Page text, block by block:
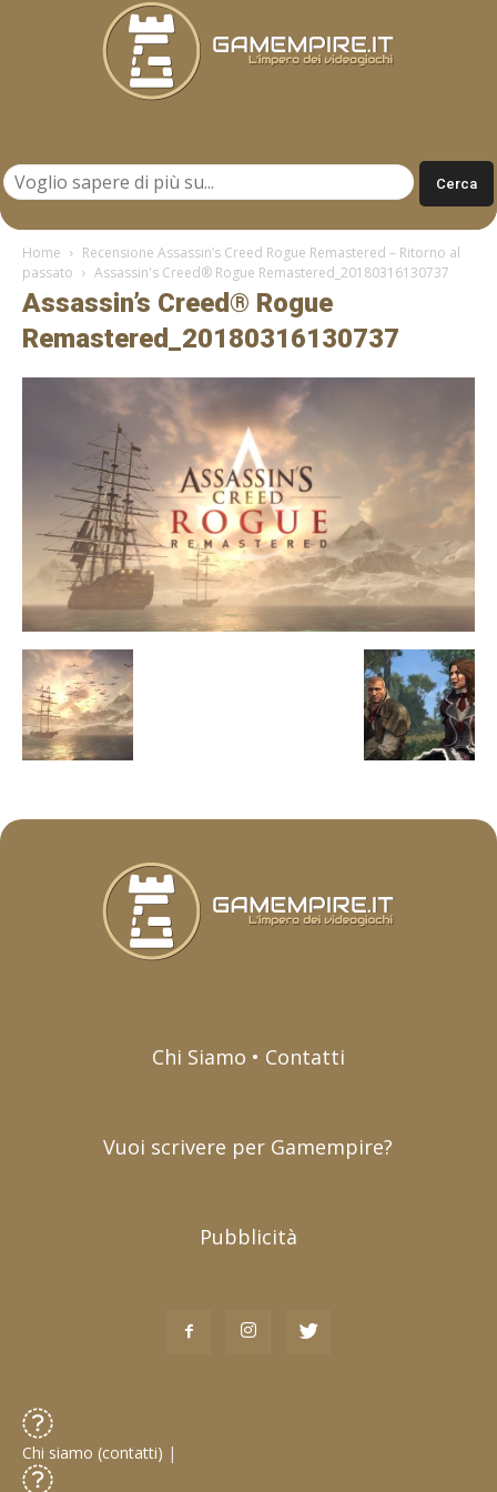
Home
Recensione Assassin’s Creed Rogue Remastered – Ritorno al
passato
Assassin's Creed® Rogue Remastered_20180316130737
Assassin’s Creed® Rogue
Remastered_20180316130737
Chi Siamo • Contatti
Vuoi scrivere per Gamempire?
Pubblicità
Chi siamo (contatti) |